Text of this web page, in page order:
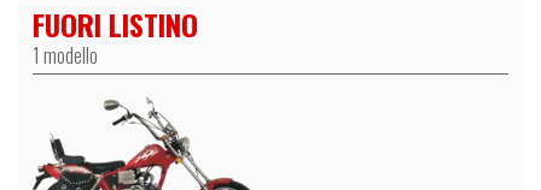
FUORI LISTINO
1 modello